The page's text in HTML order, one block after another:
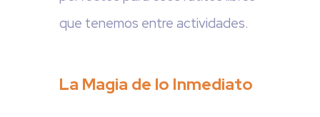
que tenemos entre actividades.
La Magia de lo Inmediato